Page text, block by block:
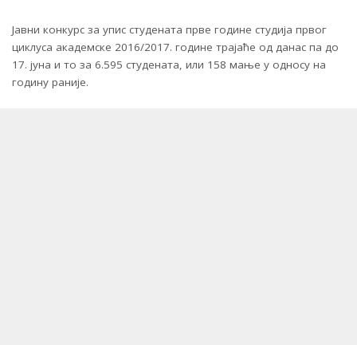
Јавни конкурс за упис студената прве године студија првог
циклуса академске 2016/2017. године трајаће од данас па до
17. јуна и то за 6.595 студената, или 158 мање у односу на
годину раније.